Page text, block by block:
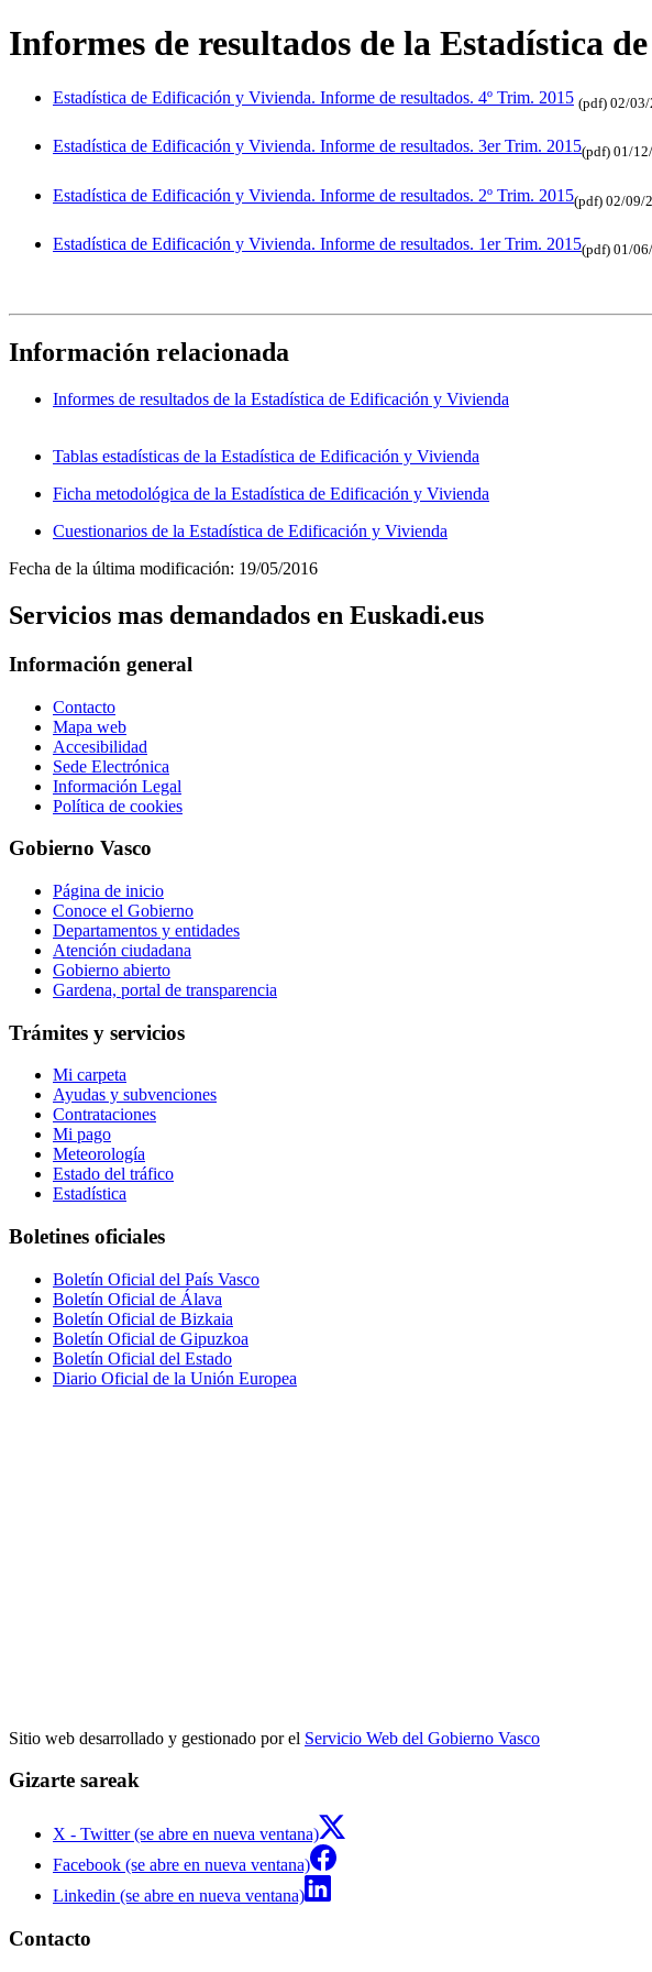
Informes de resultados de la Estadística
Estadística de Edificación y Vivienda. Informe de resultados. 4º Trim. 2015 (pdf) 02/03/
Estadística de Edificación y Vivienda. Informe de resultados. 3er Trim. 2015(pdf) 01/
Estadística de Edificación y Vivienda. Informe de resultados. 2º Trim. 2015(pdf) 02/09/
Estadística de Edificación y Vivienda. Informe de resultados. 1er Trim. 2015(pdf) 01/
Información relacionada
Informes de resultados de la Estadística de Edificación y Vivienda
Tablas estadísticas de la Estadística de Edificación y Vivienda
Ficha metodológica de la Estadística de Edificación y Vivienda
Cuestionarios de la Estadística de Edificación y Vivienda
Fecha de la última modificación: 19/05/2016
Servicios mas demandados en Euskadi.eus
Información general
Contacto
Mapa web
Accesibilidad
Sede Electrónica
Información Legal
Política de cookies
Gobierno Vasco
Página de inicio
Conoce el Gobierno
Departamentos y entidades
Atención ciudadana
Gobierno abierto
Gardena, portal de transparencia
Trámites y servicios
Mi carpeta
Ayudas y subvenciones
Contrataciones
Mi pago
Meteorología
Estado del tráfico
Estadística
Boletines oficiales
Boletín Oficial del País Vasco
Boletín Oficial de Álava
Boletín Oficial de Bizkaia
Boletín Oficial de Gipuzkoa
Boletín Oficial del Estado
Diario Oficial de la Unión Europea
Sitio web desarrollado y gestionado por el Servicio Web del Gobierno Vasco
Gizarte sareak
X - Twitter (se abre en nueva ventana)
Facebook (se abre en nueva ventana)
Linkedin (se abre en nueva ventana)
Contacto